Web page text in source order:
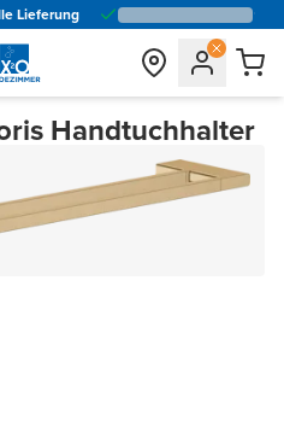
Lieferung
Handtuchhalter